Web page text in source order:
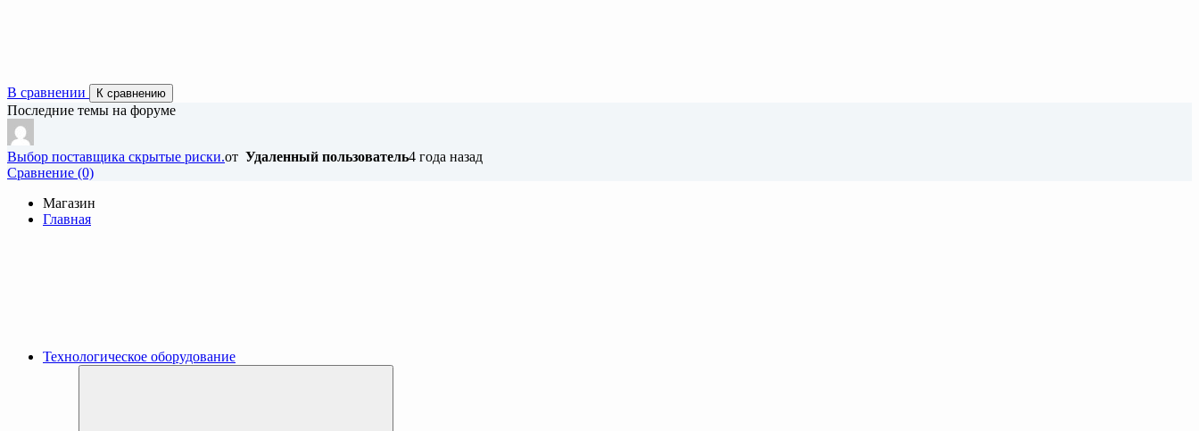
В сравнении К сравнению
Последние темы на форуме
Выбор поставщика скрытые риски.от Удаленный пользователь4 года назад
Cравнение (0)
Магазин
Главная
Технологическое оборудование